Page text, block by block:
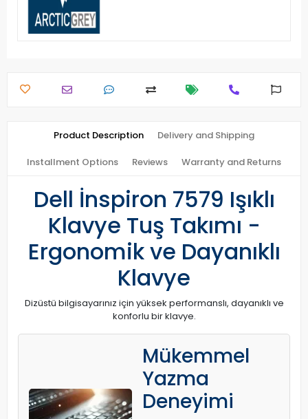
Product Description Delivery and Shipping
Installment Options Reviews Warranty and Returns
Dell İnspiron 7579 Işıklı
Klavye Tuş Takımı -
Ergonomik ve Dayanıklı
Klavye
Dizüstü bilgisayarınız için yüksek performanslı, dayanıklı ve
konforlu bir klavye.
Mükemmel
Yazma
Deneyimi